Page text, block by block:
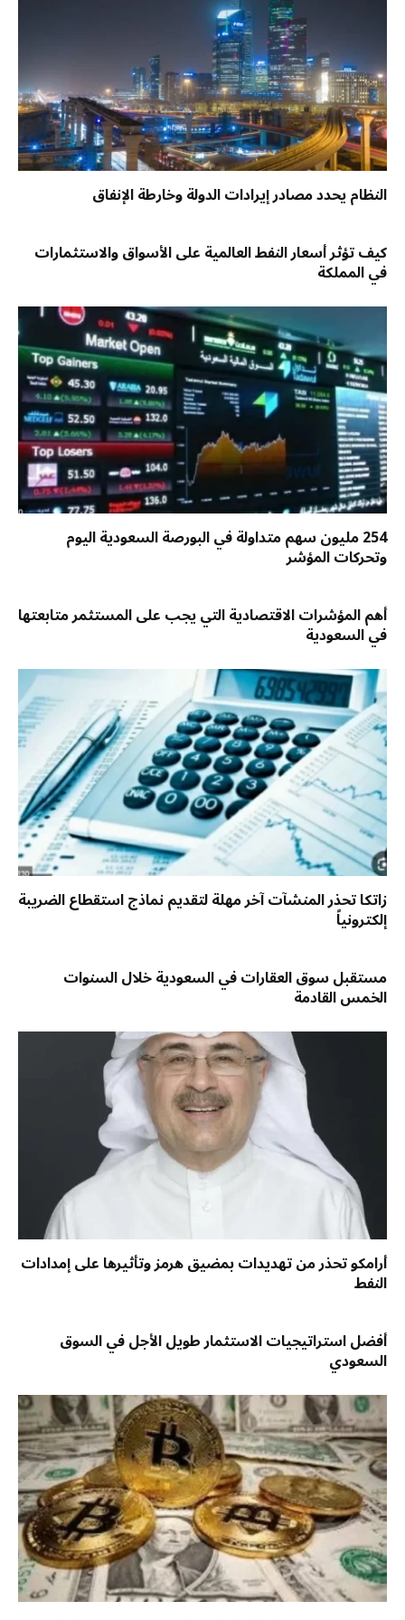
النظام يحدد مصادر إيرادات الدولة وخارطة الإنفاق
كيف تؤثر أسعار النفط العالمية على الأسواق والاستثمارات
في المملكة
254 مليون سهم متداولة في البورصة السعودية اليوم
وتحركات المؤشر
أهم المؤشرات الاقتصادية التي يجب على المستثمر متابعتها
في السعودية
زاتكا تحذر المنشآت آخر مهلة لتقديم نماذج استقطاع الضريبة
إلكترونياً
مستقبل سوق العقارات في السعودية خلال السنوات
الخمس القادمة
أرامكو تحذر من تهديدات بمضيق هرمز وتأثيرها على إمدادات
النفط
أفضل استراتيجيات الاستثمار طويل الأجل في السوق
السعودي